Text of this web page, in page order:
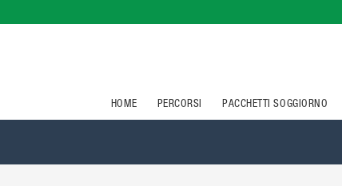
HOME PERCORSI PACCHETTI SOGGIORNO